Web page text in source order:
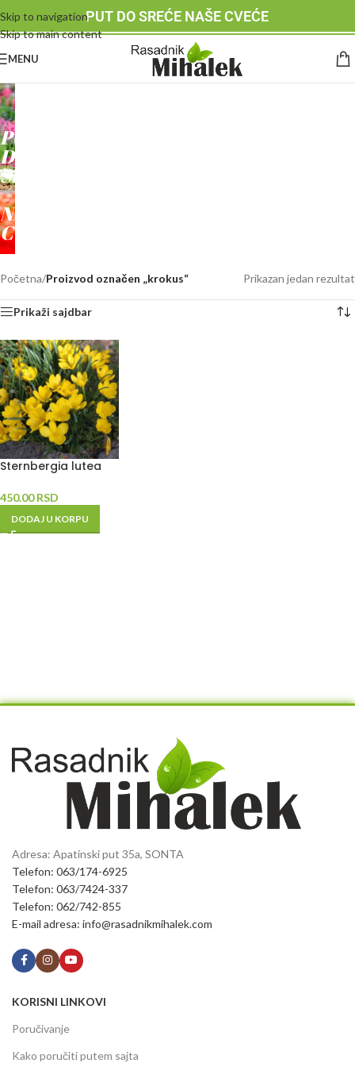
Skip to navigation
Skip to main content
PUT DO SREĆE NAŠE CVEĆE
MENU
RASADNIK
MIHALEK
PUT
DO
SREĆE
-
NAŠE
CVEĆE
Početna/Proizvod označen „krokus“ Prikazan jedan rezultat
Prikaži sajdbar
Sternbergia lutea
450.00RSD
DODAJ U KORPU
Adresa: Apatinski put 35a, SONTA
Telefon: 063/174-6925
Telefon: 063/7424-337
Telefon: 062/742-855
E-mail adresa: info@rasadnikmihalek.com
KORISNI LINKOVI
Poručivanje
Kako poručiti putem sajta